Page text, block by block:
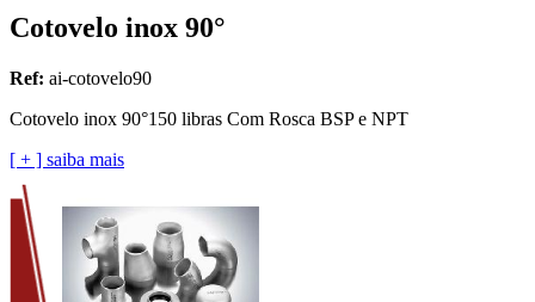
Cotovelo inox 90°
Ref: ai-cotovelo90
Cotovelo inox 90°150 libras Com Rosca BSP e NPT
[ + ] saiba mais